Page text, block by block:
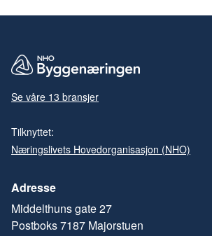
Se våre 13 bransjer
Tilknyttet:
Næringslivets Hovedorganisasjon (NHO)
Adresse
Middelthuns gate 27
Postboks 7187 Majorstuen